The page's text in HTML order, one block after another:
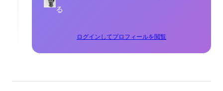
る
ログインしてプロフィールを閲覧